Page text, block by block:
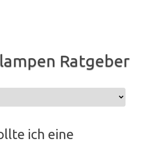
Ratgeber
ich eine